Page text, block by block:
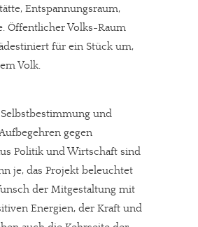
Entspannungsraum,
Öffentlicher Volks-Raum
für ein Stück um,
Volk.
und
gegen
Politik und Wirtschaft sind
je, das Projekt beleuchtet
der Mitgestaltung mit
Energien, der Kraft und